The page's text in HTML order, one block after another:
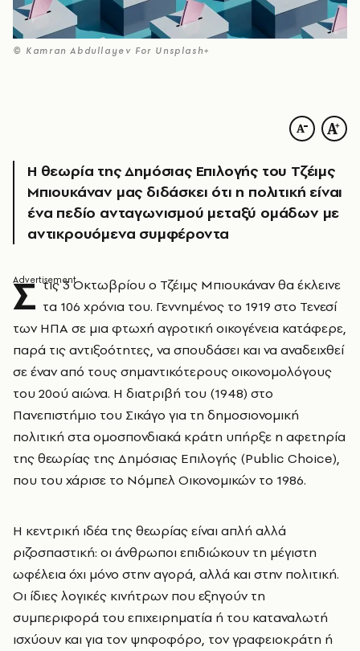
© Kamran Abdullayev For Unsplash+
Η θεωρία της Δημόσιας Επιλογής του Τζέιμς
Μπιουκάναν μας διδάσκει ότι η πολιτική είναι
ένα πεδίο ανταγωνισμού μεταξύ ομάδων με
αντικρουόμενα συμφέροντα
Σ τις 3 Οκτωβρίου ο Τζέιμς Μπιουκάναν θα έκλεινε
τα 106 χρόνια του. Γεννημένος το 1919 στο Τενεσί
των ΗΠΑ σε μια φτωχή αγροτική οικογένεια κατάφερε,
παρά τις αντιξοότητες, να σπουδάσει και να αναδειχθεί
σε έναν από τους σημαντικότερους οικονομολόγους
του 20ού αιώνα. Η διατριβή του (1948) στο
Πανεπιστήμιο του Σικάγο για τη δημοσιονομική
πολιτική στα ομοσπονδιακά κράτη υπήρξε η αφετηρία
της θεωρίας της Δημόσιας Επιλογής (Public Choice),
που του χάρισε το Νόμπελ Οικονομικών το 1986.
Η κεντρική ιδέα της θεωρίας είναι απλή αλλά
ριζοσπαστική: οι άνθρωποι επιδιώκουν τη μέγιστη
ωφέλεια όχι μόνο στην αγορά, αλλά και στην πολιτική.
Οι ίδιες λογικές κινήτρων που εξηγούν τη
συμπεριφορά του επιχειρηματία ή του καταναλωτή
ισχύουν και για τον ψηφοφόρο, τον γραφειοκράτη ή